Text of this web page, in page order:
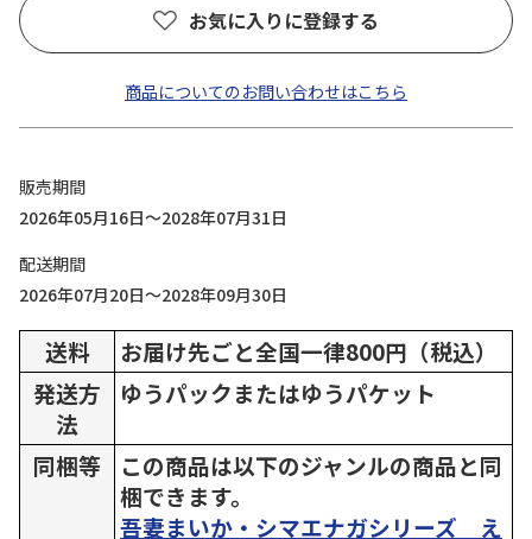
お気に入りに登録する
商品についてのお問い合わせはこちら
販売期間
2026年05月16日～2028年07月31日
配送期間
2026年07月20日～2028年09月30日
送料
お届け先ごと全国一律800円（税込）
発送方
法
ゆうパックまたはゆうパケット
同梱等
この商品は以下のジャンルの商品と同
梱できます。
吾妻まいか・シマエナガシリーズ え